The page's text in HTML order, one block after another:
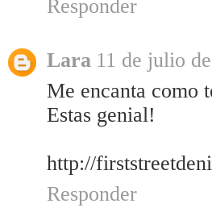
Responder
Lara 11 de julio
Me encanta como
Estas genial!
http://
Responder